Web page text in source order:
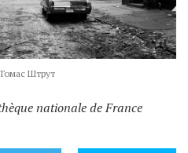
Штрут
nationale de France